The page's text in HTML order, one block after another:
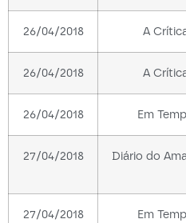
26/04/2018 A
26/04/2018 A
26/04/2018 Em
27/04/2018 Diário do
27/04/2018 Em